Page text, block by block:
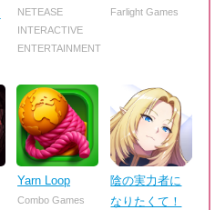
NETEASE
INTERACTIVE
ENTERTAINMENT
Farlight Games
Yarn Loop
Combo Games
陰の実力者に
なりたくて！